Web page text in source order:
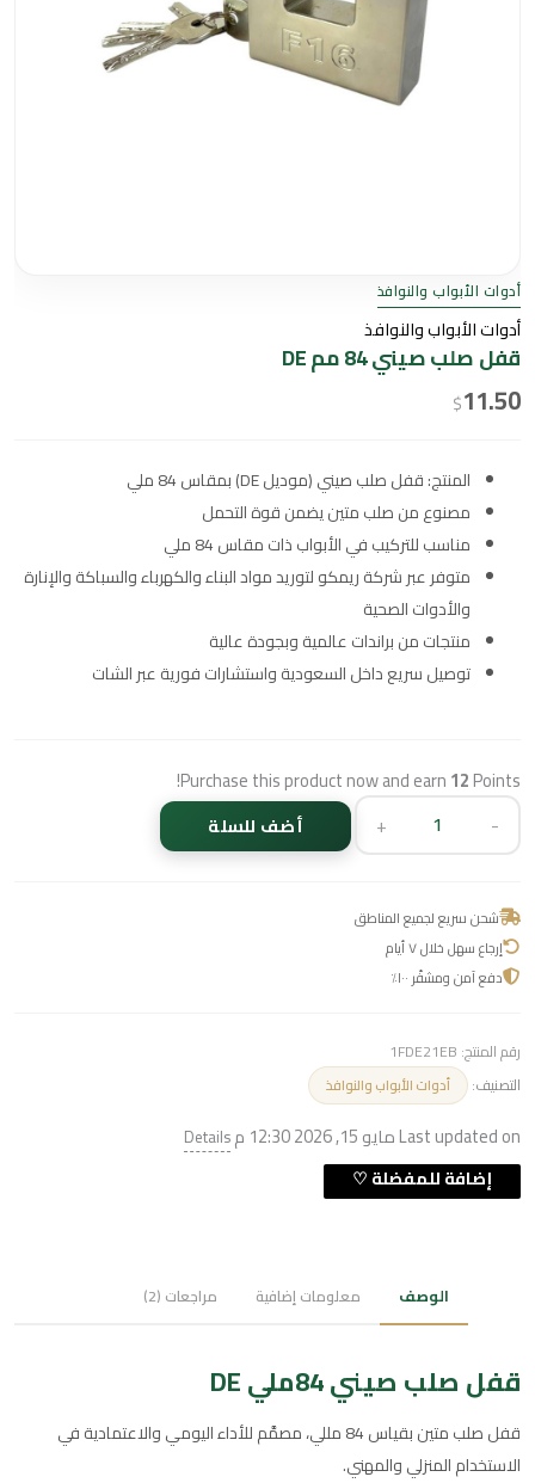
أدوات الأبواب والنوافذ
أدوات الأبواب والنوافذ
قفل صلب صيني 84 مم DE
$11.50
المنتج: قفل صلب صيني (موديل DE) بمقاس 84 ملي
مصنوع من صلب متين يضمن قوة التحمل
مناسب للتركيب في الأبواب ذات مقاس 84 ملي
متوفر عبر شركة ريمكو لتوريد مواد البناء والكهرباء والسباكة والإنارة
والأدوات الصحية
منتجات من براندات عالمية وبجودة عالية
توصيل سريع داخل السعودية واستشارات فورية عبر الشات
Purchase this product now and earn12Points!
-
+ أضف للسلة
شحن سريع لجميع المناطق
إرجاع سهل خلال ٧ أيام
دفع آمن ومشفّر ١٠٠٪
رقم المنتج: 1FDE21EB
التصنيف:
أدوات الأبواب والنوافذ
Last updated on مايو 15, 2026 12:30 م Details
الوصف معلومات إضافية مراجعات (2)
قفل صلب صيني 84ملي DE
قفل صلب متين بقياس 84 مللي، مصمَّم للأداء اليومي والاعتمادية في
الاستخدام المنزلي والمهني.